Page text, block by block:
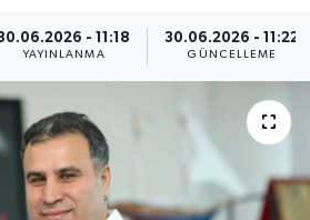
- 11:18
YAYINLANMA
30.06.2026 - 11:22
GÜNCELLEME